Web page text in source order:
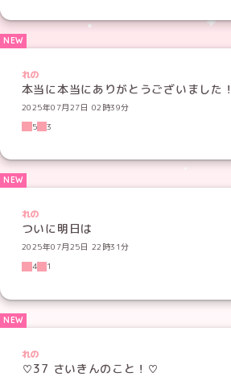
れの
本当に本当にありがとうございました！
2025年07月27日 02時39分
5
3
れの
ついに明日は
2025年07月25日 22時31分
4
1
れの
♡37 さいきんのこと！♡